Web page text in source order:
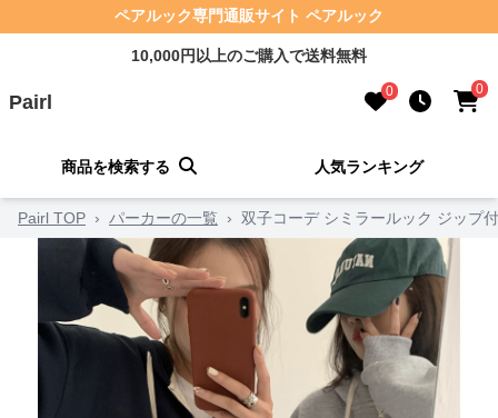
ペアルック専門通販サイト ペアルック
10,000円以上のご購入で送料無料
Pairl 0 0
商品を検索する 人気ランキング
Pairl TOP › パーカーの一覧 › 双子コーデ シミラールック ジップ